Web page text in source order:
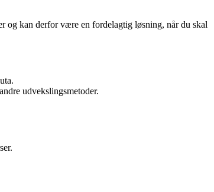
og kan derfor være en fordelagtig løsning, når du skal
udvekslingsmetoder.